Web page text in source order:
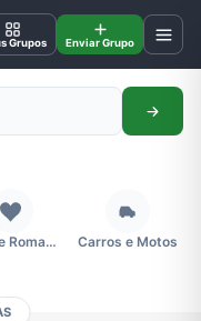
Grupos Enviar Grupo
Amor e Romance Carros e Motos